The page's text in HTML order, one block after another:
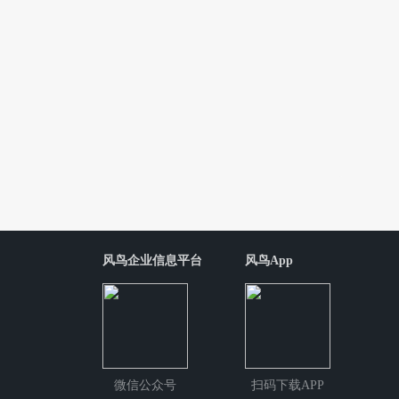
风鸟企业信息平台
微信公众号
风鸟App
扫码下载APP